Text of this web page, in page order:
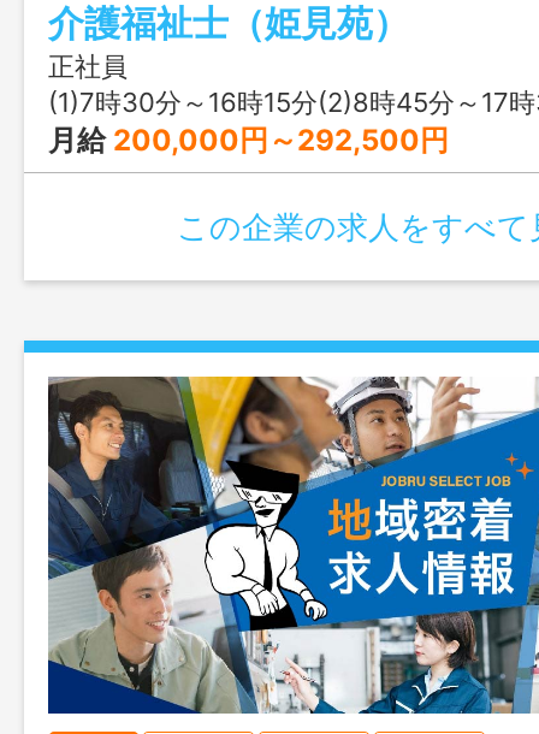
介護福祉士（姫見苑）
正社員
(1)7時30分～16時15分(2)8時45分～17時30分(3)9
月給 200,000円～292,500円
この企業の求人をすべて